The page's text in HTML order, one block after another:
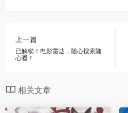
上一篇
已解锁！电影雷达，随心搜索随
心看！
相关文章